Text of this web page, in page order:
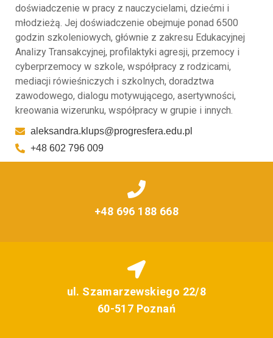
doświadczenie w pracy z nauczycielami, dziećmi i
młodzieżą. Jej doświadczenie obejmuje ponad 6500
godzin szkoleniowych, głównie z zakresu Edukacyjnej
Analizy Transakcyjnej, profilaktyki agresji, przemocy i
cyberprzemocy w szkole, współpracy z rodzicami,
mediacji rówieśniczych i szkolnych, doradztwa
zawodowego, dialogu motywującego, asertywności,
kreowania wizerunku, współpracy w grupie i innych.
aleksandra.klups@progresfera.edu.pl
+48 602 796 009
+48 696 188 668
ul. Szamarzewskiego 22/8
60-517 Poznań